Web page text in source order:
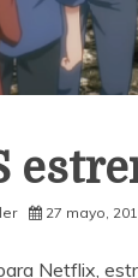
27 mayo,
Netflix,